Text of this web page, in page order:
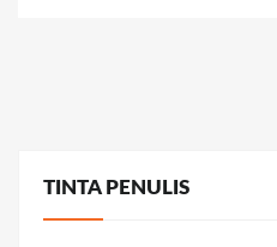
TINTA PENULIS